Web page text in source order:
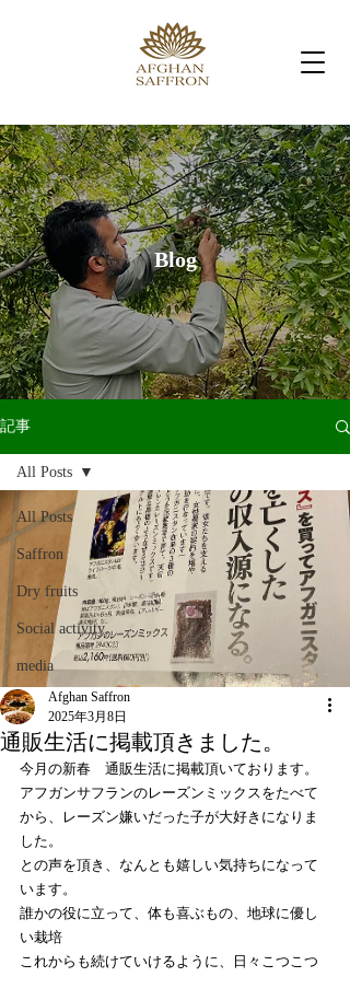
Blog
記事
All Posts
Saffron
Dry fruits
Social activity
media
All Posts
通販生活に掲載頂きました。
Afghan Saffron
2025年3月8日
今月の新春　通販生活に掲載頂いております。
アフガンサフランのレーズンミックスをたべて
から、レーズン嫌いだった子が大好きになりま
した。
との声を頂き、なんとも嬉しい気持ちになって
います。
誰かの役に立って、体も喜ぶもの、地球に優し
い栽培
これからも続けていけるように、日々こつこつ